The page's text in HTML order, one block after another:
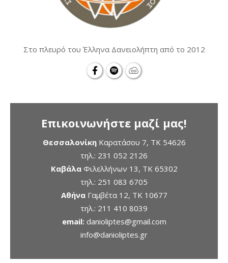
Στο πλευρό του Έλληνα Δανειολήπτη από το 2012
Επικοινωνήστε μαζί μας!
ΘεσσαλονίκηΚαρατάσου 7, TK 54626
τηλ.: 231 052 2126
ΚαβάλαΦιλελλήνων 13, ΤΚ 65302
τηλ.: 251 083 6705
ΑθήναΓαμβέτα 12, ΤΚ 10677
τηλ.: 211 410 8039
email: danioliptes@gmail.com
info@danioliptes.gr